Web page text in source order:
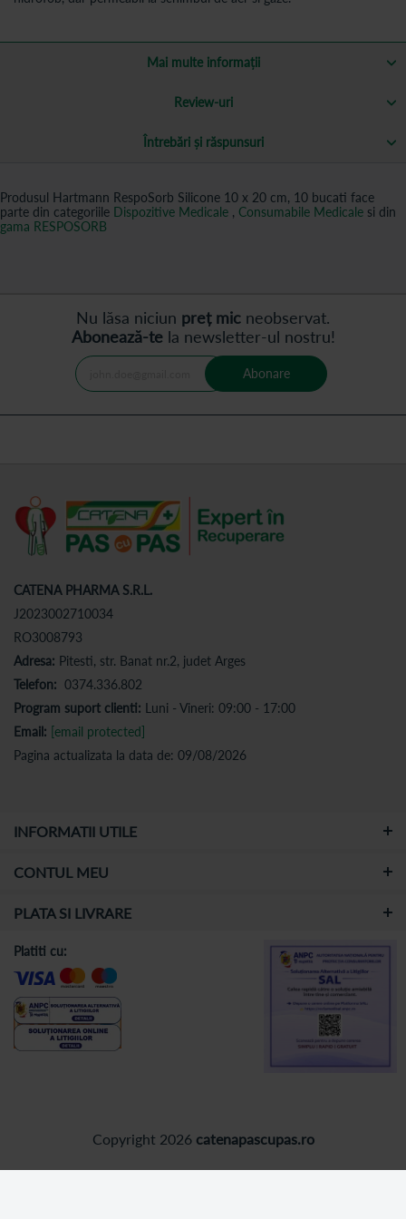
Mai multe informații
Review-uri
Întrebări și răspunsuri
Produsul Hartmann RespoSorb Silicone 10 x 20 cm, 10 bucati face
parte din categoriile Dispozitive Medicale , Consumabile Medicale si din
gama RESPOSORB
Nu lăsa niciun preț mic neobservat.
Abonează-tela newsletter-ul nostru!
Abonare
CATENA PHARMA S.R.L.
J2023002710034
RO3008793
Adresa: Pitesti, str. Banat nr.2, judet Arges
Telefon: 0374.336.802
Program suport clienti: Luni - Vineri: 09:00 - 17:00
Email: [email protected]
Pagina actualizata la data de: 09/08/2026
INFORMATII UTILE
CONTUL MEU
PLATA SI LIVRARE
Copyright 2026 catenapascupas.ro
Platiti cu: